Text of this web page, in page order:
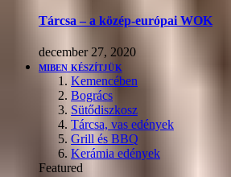
Tárcsa – a közép-európai WOK
december 27, 2020
MIBEN KÉSZÍTJÜK
Kemencében
Bogrács
Sütődiszkosz
Tárcsa, vas edények
Grill és BBQ
Kerámia edények
Featured